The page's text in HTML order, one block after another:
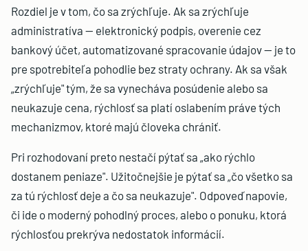
Rozdiel je v tom, čo sa zrýchľuje. Ak sa zrýchľuje
administratíva — elektronický podpis, overenie cez
bankový účet, automatizované spracovanie údajov — je to
pre spotrebiteľa pohodlie bez straty ochrany. Ak sa však
„zrýchľuje" tým, že sa vynecháva posúdenie alebo sa
neukazuje cena, rýchlosť sa platí oslabením práve tých
mechanizmov, ktoré majú človeka chrániť.
Pri rozhodovaní preto nestačí pýtať sa „ako rýchlo
dostanem peniaze". Užitočnejšie je pýtať sa „čo všetko sa
za tú rýchlosť deje a čo sa neukazuje". Odpoveď napovie,
či ide o moderný pohodlný proces, alebo o ponuku, ktorá
rýchlosťou prekrýva nedostatok informácií.